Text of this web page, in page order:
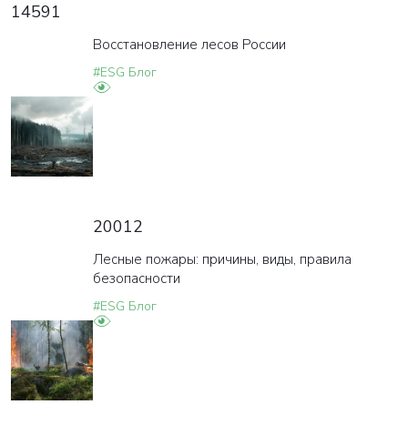
14591
Восстановление лесов России
#ESG Блог
20012
Лесные пожары: причины, виды, правила
безопасности
#ESG Блог